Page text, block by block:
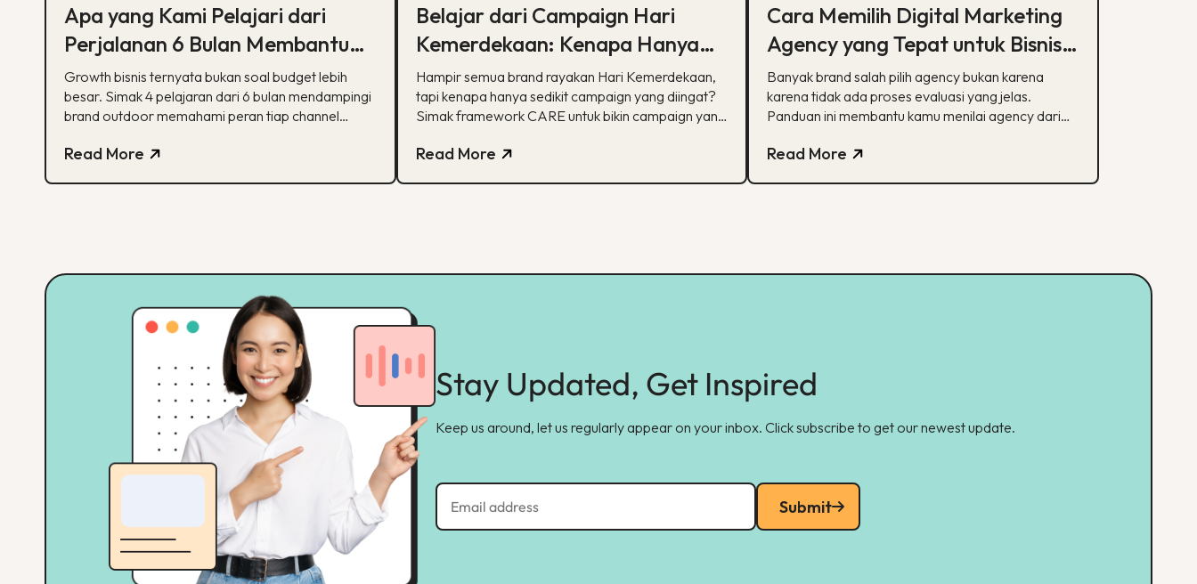
Apa yang Kami Pelajari dari
Perjalanan 6 Bulan Membantu
Sebuah Brand Outdoor
Bertumbuh
Growth bisnis ternyata bukan soal budget lebih
besar. Simak 4 pelajaran dari 6 bulan mendampingi
brand outdoor memahami peran tiap channel
Read More
Belajar dari Campaign Hari
Kemerdekaan: Kenapa Hanya
Sedikit yang Benar-Benar
Diingat?
Hampir semua brand rayakan Hari Kemerdekaan,
tapi kenapa hanya sedikit campaign yang diingat?
Simak framework CARE untuk bikin campaign yang
Read More
Cara Memilih Digital Marketing
Agency yang Tepat untuk Bisnis
Kamu
Banyak brand salah pilih agency bukan karena
karena tidak ada proses evaluasi yang jelas.
Panduan ini membantu kamu menilai agency dari
pelaporan.
Read More
Stay Updated, Get Inspired
Keep us around, let us regularly appear on your inbox. Click subscribe to get our newest update.
Submit